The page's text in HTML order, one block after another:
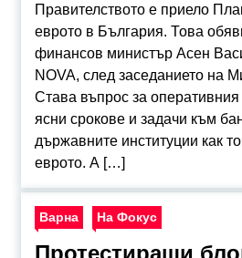
Правителството е приело
еврото в България. Това
финансов министър Асен
NOVA, след заседанието на
Става въпрос за
ясни срокове и задачи към
държавните институции как
еврото. А […]
Варна На Фокус
Протестиращи